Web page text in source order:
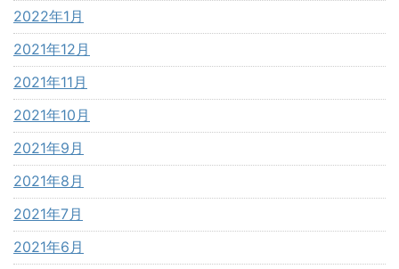
2022年1月
2021年12月
2021年11月
2021年10月
2021年9月
2021年8月
2021年7月
2021年6月